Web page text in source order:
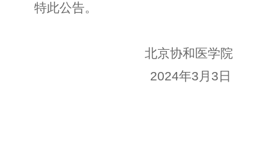
特此公告。
北京协和医学院
2024年3月3日